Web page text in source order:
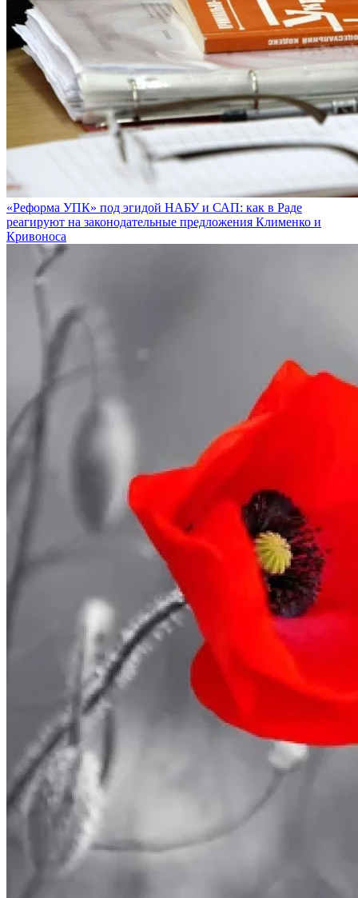
«Реформа УПК» под эгидой НАБУ и САП: как в Раде
реагируют на законодательные предложения Клименко и
Кривоноса